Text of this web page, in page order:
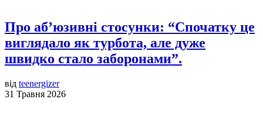
Про аб’юзивні стосунки: “Спочатку це
виглядало як турбота, але дуже
швидко стало заборонами”.
від teenergizer
31 Травня 2026